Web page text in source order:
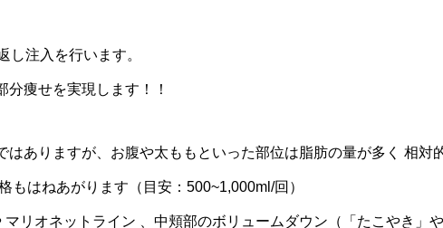
し注入を行います。
痩せを実現します！！
ありますが、お腹や太ももといった部位は脂肪の量が多く 相対
はねあがります（目安：500~1,000ml/回）
オネットライン 、中頬部のボリュームダウン（「たこやき」や